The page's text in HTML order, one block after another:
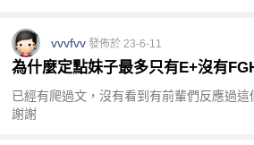
vvvfvv 發佈於 23-6-11
為什麼定點妹子最多只有E+沒有
已經有爬過文，沒有看到有前輩們反應過這
謝謝